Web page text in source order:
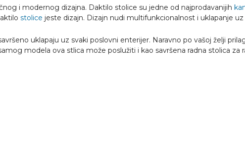
i modernog dizajna. Daktilo stolice su jedne od najprodavanijih
stolice jeste dizajn. Dizajn nudi multifunkcionalnost i uklapanje
uklapaju uz svaki poslovni enterijer. Naravno po vašoj želji
modela ova stlica može poslužiti i kao savršena radna stolica za